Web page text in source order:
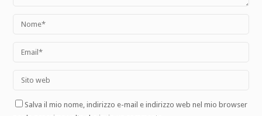
Salva il mio nome, indirizzo e-mail e indirizzo web nel mio browser